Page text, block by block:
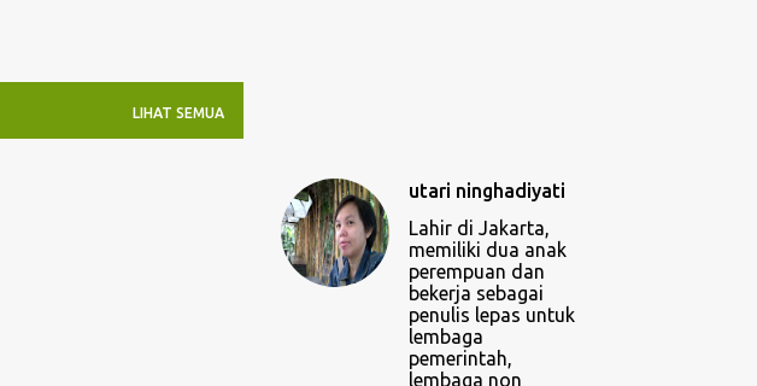
LIHAT SEMUA
utari ninghadiyati
Lahir di Jakarta,
memiliki dua anak
perempuan dan
bekerja sebagai
penulis lepas untuk
lembaga
pemerintah,
lembaga non